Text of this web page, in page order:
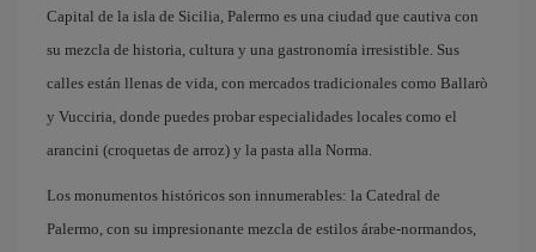
Capital de la isla de Sicilia, Palermo es una ciudad que cautiva con
su mezcla de historia, cultura y una gastronomía irresistible. Sus
calles están llenas de vida, con mercados tradicionales como Ballarò
y Vucciria, donde puedes probar especialidades locales como el
arancini (croquetas de arroz) y la pasta alla Norma.
Los monumentos históricos son innumerables: la Catedral de
Palermo, con su impresionante mezcla de estilos árabe-normandos,